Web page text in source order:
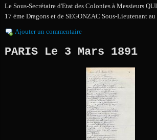
Le Sous-Secrétaire d'Etat des Colonies à Messieurs
17 ème Dragons et de SEGONZAC Sous-Lieutenant au
Ajouter un commentaire
PARIS Le 3 Mars 1891